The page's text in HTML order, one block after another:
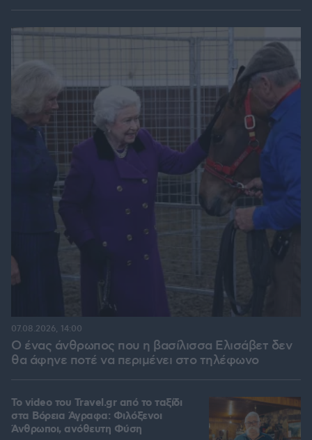
Ο ένας άνθρωπος που η βασίλισσα Ελισάβετ δεν
θα άφηνε ποτέ να περιμένει στο τηλέφωνο
07.08.2026, 14:00
To video του Travel.gr από το ταξίδι
στα Βόρεια Άγραφα: Φιλόξενοι
Άνθρωποι, ανόθευτη Φύση